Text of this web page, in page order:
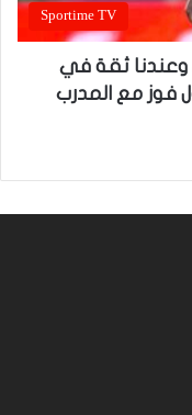
Sportime TV
وعندنا ثقة في
فوز مع المدرب